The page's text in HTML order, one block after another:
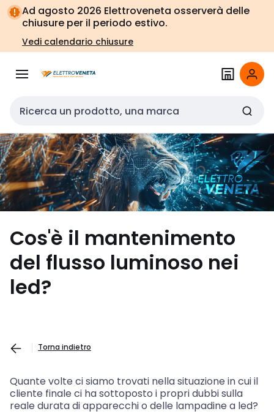
Vai alla
navigazione
Vai
alla
pagina
Ad agosto 2026 Elettroveneta osserverà delle
chiusure per il periodo estivo.
Vedi calendario chiusure
Cerca input
Cos'è il mantenimento
del flusso luminoso nei
led?
Torna indietro
Quante volte ci siamo trovati nella situazione in cui il
cliente finale ci ha sottoposto i propri dubbi sulla
reale durata di apparecchi o delle lampadine a led?